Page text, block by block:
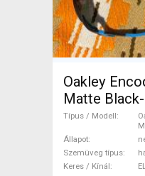
Oakley
Matte
sport
Vented
Sap
nem használt
Típus / Modell
Állapot
Szemüveg típus
Keres / Kínál